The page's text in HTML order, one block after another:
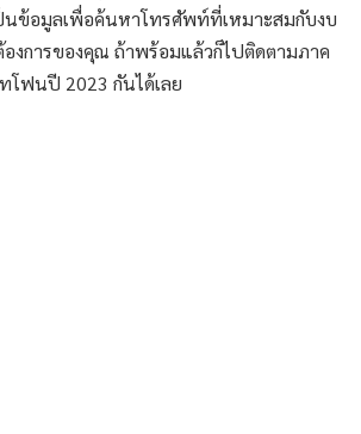
นข้อมูลเพื่อค้นหาโทรศัพท์ที่เหมาะสมกับงบ
งการของคุณ ถ้าพร้อมแล้วก็ไปติดตามภาค
โฟนปี 2023 กันได้เลย